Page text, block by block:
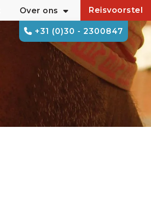
+31 (0)30 - 2300847
Over ons Reisvoorstel